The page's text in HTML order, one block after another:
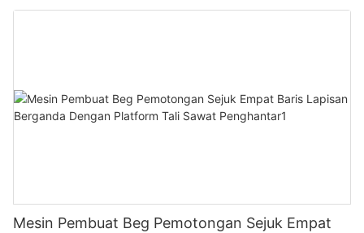
Mesin Pembuat Beg Pemotongan Sejuk Empat